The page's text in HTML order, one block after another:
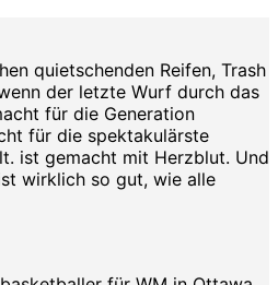
quietschenden Reifen, Trash
der letzte Wurf durch das
für die Generation
für die spektakulärste
ist gemacht mit Herzblut. Und
wirklich so gut, wie alle